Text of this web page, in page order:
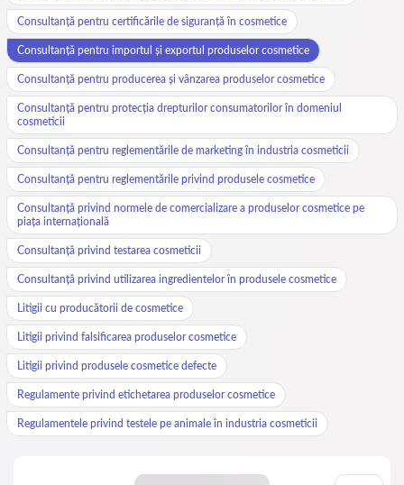
Consultanță pentru certificările de siguranță în cosmetice
Consultanță pentru importul și exportul produselor cosmetice
Consultanță pentru producerea și vânzarea produselor cosmetice
Consultanță pentru protecția drepturilor consumatorilor în domeniul
cosmeticii
Consultanță pentru reglementările de marketing în industria cosmeticii
Consultanță pentru reglementările privind produsele cosmetice
Consultanță privind normele de comercializare a produselor cosmetice pe
piața internațională
Consultanță privind testarea cosmeticii
Consultanță privind utilizarea ingredientelor în produsele cosmetice
Litigii cu producătorii de cosmetice
Litigii privind falsificarea produselor cosmetice
Litigii privind produsele cosmetice defecte
Regulamente privind etichetarea produselor cosmetice
Regulamentele privind testele pe animale în industria cosmeticii